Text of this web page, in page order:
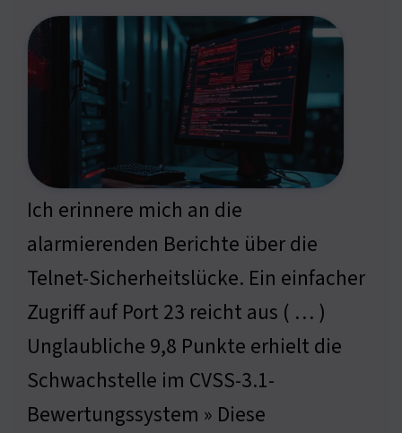
Ich erinnere mich an die
alarmierenden Berichte über die
Telnet-Sicherheitslücke. Ein einfacher
Zugriff auf Port 23 reicht aus ( … )
Unglaubliche 9,8 Punkte erhielt die
Schwachstelle im CVSS-3.1-
Bewertungssystem » Diese